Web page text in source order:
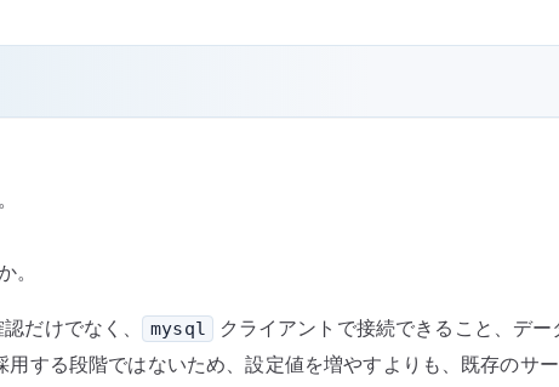
だけでなく、 mysql
クライアントで接続できること、デ
する段階ではないため、設定値を増やすよりも、既存のサ